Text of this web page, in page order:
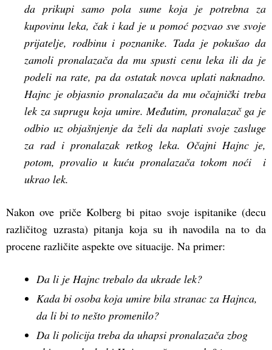
da prikupi samo pola sume koja je potrebna za
kupovinu leka, čak i kad je u pomoć pozvao sve svoje
prijatelje, rodbinu i poznanike. Tada je pokušao da
zamoli pronalazača da mu spusti cenu leka ili da je
podeli na rate, pa da ostatak novca uplati naknadno.
Hajnc je objasnio pronalazaču da mu očajnički treba
lek za suprugu koja umire. Međutim, pronalazač ga je
odbio uz objašnjenje da želi da naplati svoje zasluge
za rad i pronalazak retkog leka. Očajni Hajnc je,
potom, provalio u kuću pronalazača tokom noći i
ukrao lek.
Nakon ove priče Kolberg bi pitao svoje ispitanike (decu
različitog uzrasta) pitanja koja su ih navodila na to da
procene različite aspekte ove situacije. Na primer:
Da li je Hajnc trebalo da ukrade lek?
Kada bi osoba koja umire bila stranac za Hajnca,
da li bi to nešto promenilo?
Da li policija treba da uhapsi pronalazača zbog